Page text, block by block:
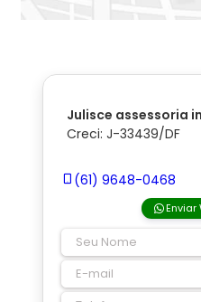
Julisce assessoria
Creci: J-33439/DF
(61) 9648-0468
Enviar